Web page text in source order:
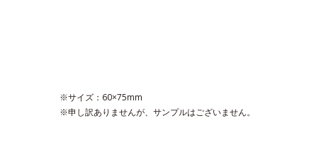
※サイズ：60×75mm
※申し訳ありませんが、サンプルはございません。